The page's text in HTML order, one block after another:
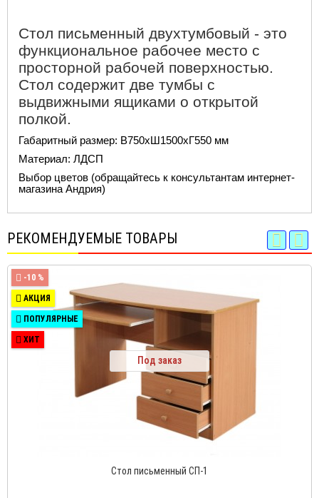
Стол письменный двухтумбовый - это
функциональное рабочее место с
просторной рабочей поверхностью.
Стол содержит две тумбы с
выдвижными ящиками о открытой
полкой.
Габаритный размер: В750хШ1500хГ550 мм
Материал: ЛДСП
Выбор цветов (обращайтесь к консультантам интернет-
магазина Андрия)
РЕКОМЕНДУЕМЫЕ ТОВАРЫ
-10 %
АКЦИЯ
ПОПУЛЯРНЫЕ
ХИТ
Под заказ
Стол письменный СП-1